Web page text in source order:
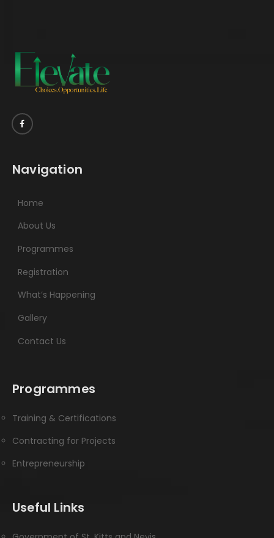
Navigation
Home
About Us
Programmes
Registration
What’s Happening
Gallery
Contact Us
Programmes
Training & Certifications
Contracting for Projects
Entrepreneurship
Useful Links